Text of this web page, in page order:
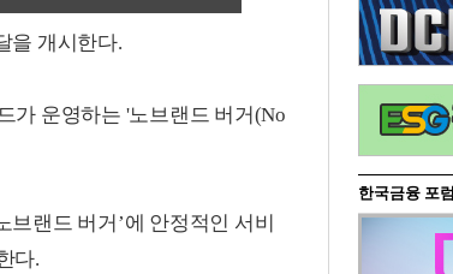
을 개시한다.
가 운영하는 '노브랜드 버거(No
랜드 버거’에 안정적인 서비
다.
한국금융 포럼